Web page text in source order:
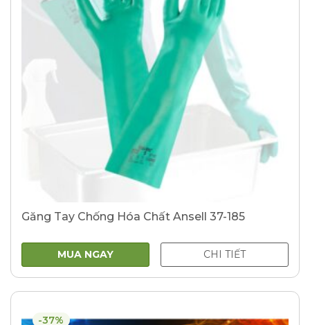
Găng Tay Chống Hóa Chất Ansell 37-185
MUA NGAY CHI TIẾT
-37%